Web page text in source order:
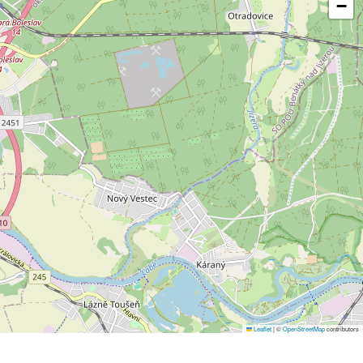
−
Leaflet|©OpenStreetMapcontributors